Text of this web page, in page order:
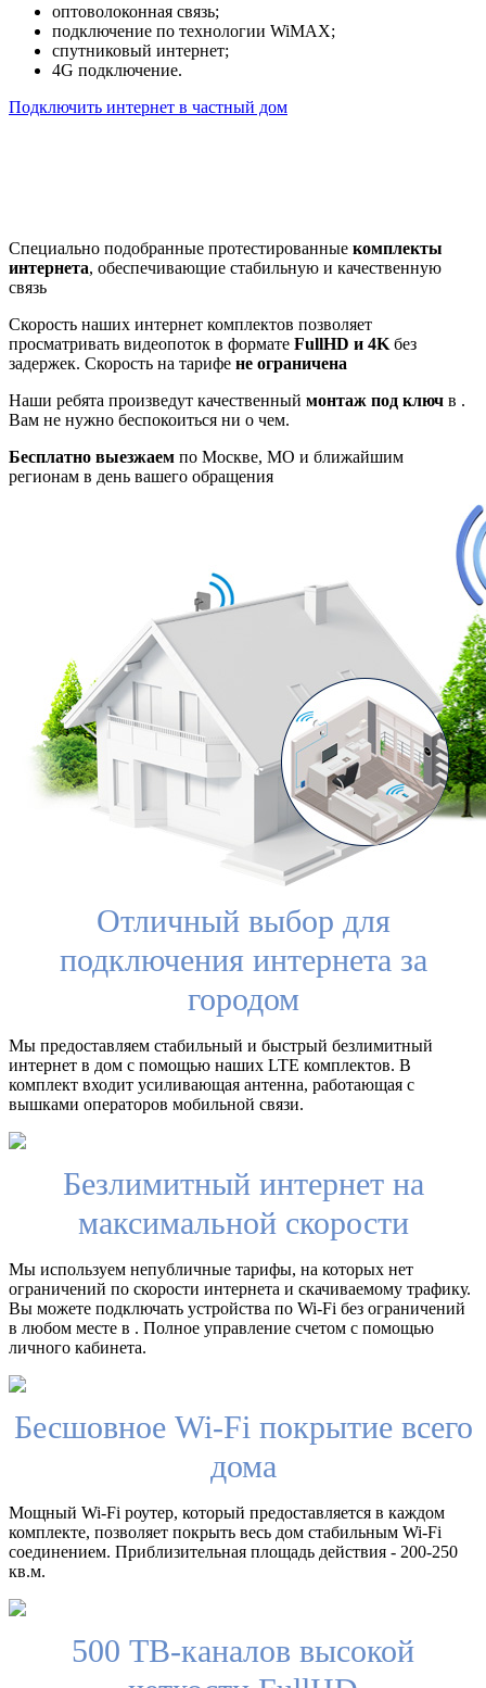
оптоволоконная связь;
подключение по технологии WiMAX;
спутниковый интернет;
4G подключение.
Подключить интернет в частный дом
Специально подобранные протестированные комплекты
интернета, обеспечивающие стабильную и качественную
связь
Скорость наших интернет комплектов позволяет
просматривать видеопоток в формате FullHD и 4K без
задержек. Скорость на тарифе не ограничена
Наши ребята произведут качественный монтаж под ключ в .
Вам не нужно беспокоиться ни о чем.
Бесплатно выезжаем по Москве, МО и ближайшим
регионам в день вашего обращения
Отличный выбор для
подключения интернета за
городом
Мы предоставляем стабильный и быстрый безлимитный
интернет в дом с помощью наших LTE комплектов. В
комплект входит усиливающая антенна, работающая с
вышками операторов мобильной связи.
Безлимитный интернет на
максимальной скорости
Мы используем непубличные тарифы, на которых нет
ограничений по скорости интернета и скачиваемому трафику.
Вы можете подключать устройства по Wi-Fi без ограничений
в любом месте в . Полное управление счетом с помощью
личного кабинета.
Бесшовное Wi-Fi покрытие всего
дома
Мощный Wi-Fi роутер, который предоставляется в каждом
комплекте, позволяет покрыть весь дом стабильным Wi-Fi
соединением. Приблизительная площадь действия - 200-250
кв.м.
500 ТВ-каналов высокой